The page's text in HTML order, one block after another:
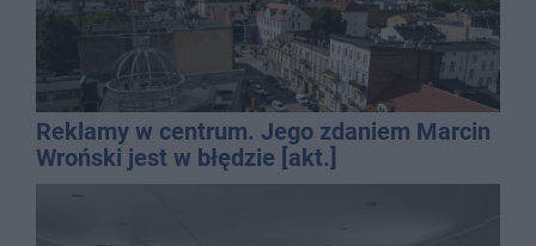
Reklamy w centrum. Jego zdaniem Marcin
Wroński jest w błędzie [akt.]